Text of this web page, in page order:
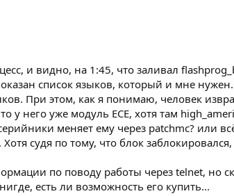
и видно, на 1:45, что заливал
список языков, который и мне
При этом, как я понимаю, человек
него уже модуль ECE, хотя там
меняет ему через patchmc? или
судя по тому, что блок заблокировался,
по поводу работы через telnet, но
есть ли возможность его купить...